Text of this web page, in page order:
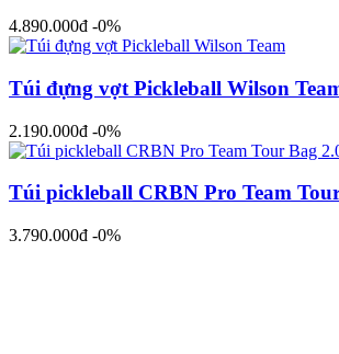
4.890.000đ -0%
Túi đựng vợt Pickleball Wilson
2.190.000đ -0%
Túi pickleball CRBN Pro Team
3.790.000đ -0%